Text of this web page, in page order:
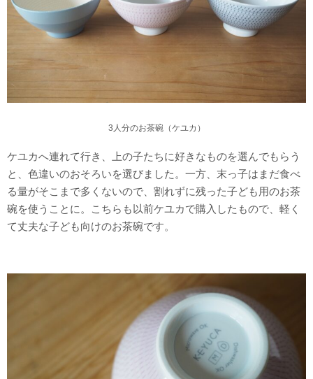
3人分のお茶碗（ケユカ）
ケユカへ連れて行き、上の子たちに好きなものを選んでもらう
と、色違いのおそろいを選びました。一方、末っ子はまだ食べ
る量がそこまで多くないので、割れずに残った子ども用のお茶
碗を使うことに。こちらも以前ケユカで購入したもので、軽く
て丈夫な子ども向けのお茶碗です。